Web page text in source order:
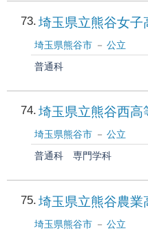
73 埼玉県立熊谷女子
埼玉県熊谷市
公立
普通科
74 埼玉県立熊谷西高
埼玉県熊谷市
公立
普通科
専門学科
75 埼玉県立熊谷農業
埼玉県熊谷市
公立